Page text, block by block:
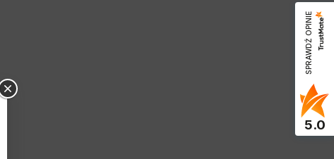
SPRAWDŹ OPINIE
5.0